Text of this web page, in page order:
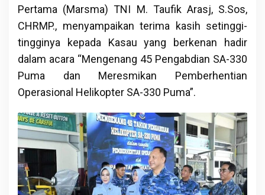
Pertama (Marsma) TNI M. Taufik Arasj, S.Sos,
CHRMP., menyampaikan terima kasih setinggi-
tingginya kepada Kasau yang berkenan hadir
dalam acara “Mengenang 45 Pengabdian SA-330
Puma dan Meresmikan Pemberhentian
Operasional Helikopter SA-330 Puma”.